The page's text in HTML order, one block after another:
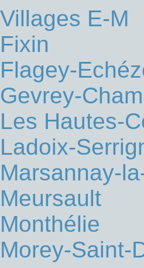
Villages E-M
Fixin
Flagey-
Gevrey-
Les Hautes-
Ladoix-
Marsannay-
Meursault
Monthélie
Morey-Saint-